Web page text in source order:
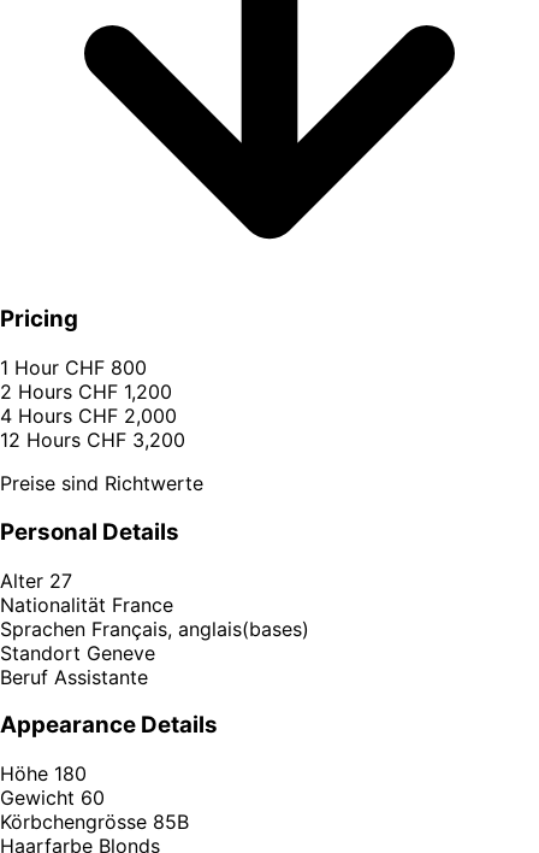
Pricing
1 Hour CHF 800
2 Hours CHF 1,200
4 Hours CHF 2,000
12 Hours CHF 3,200
Preise sind Richtwerte
Personal Details
Alter 27
Nationalität France
Sprachen Français, anglais(bases)
Standort Geneve
Beruf Assistante
Appearance Details
Höhe 180
Gewicht 60
Körbchengrösse 85B
Haarfarbe Blonds